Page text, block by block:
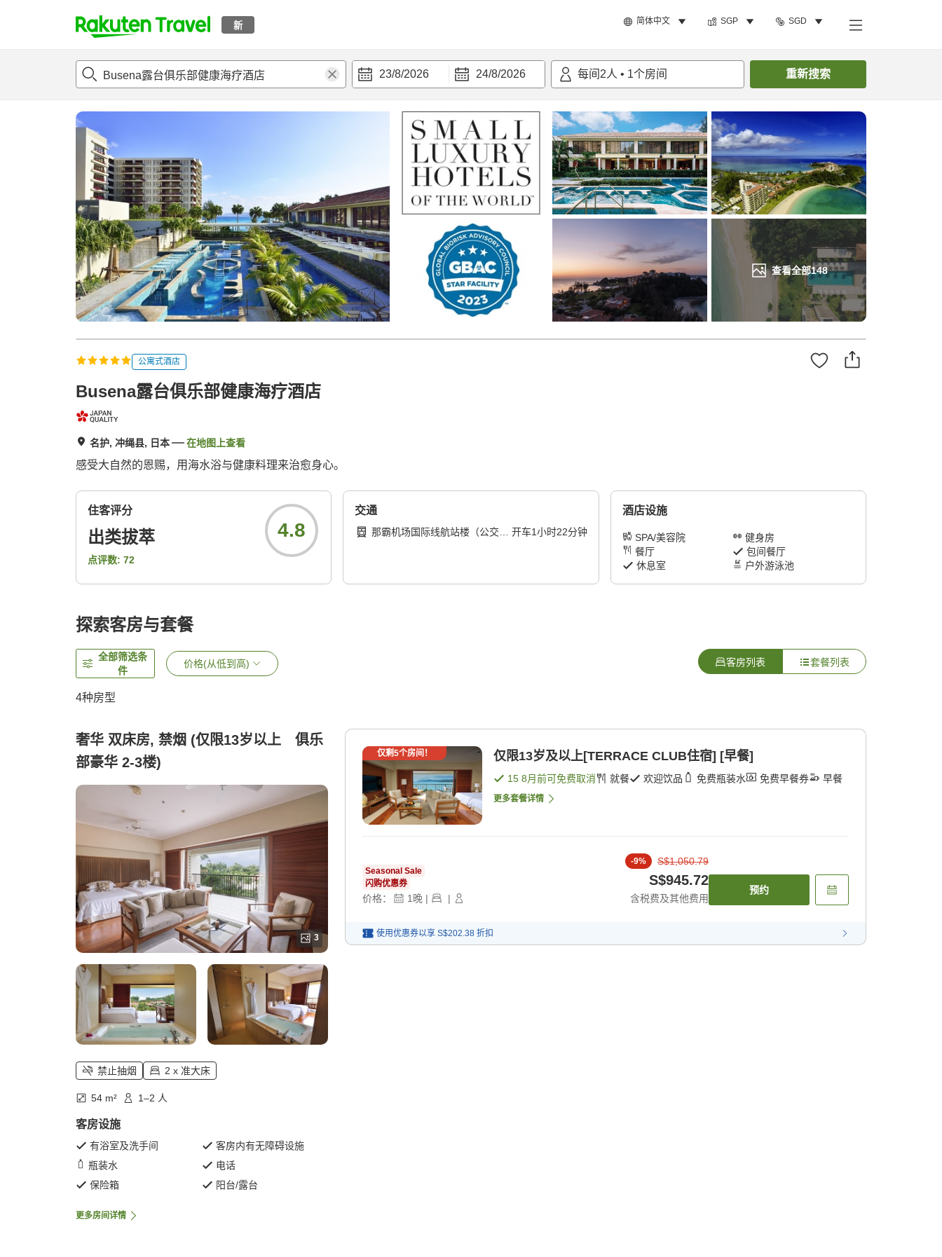
新 简体中文 SGP SGD
t
p
a
g
a
r
c
h
23/8/2026 24/8/2026 每间 2人 • 1个房间 重新搜索
查看全部148
概况 客房及住宿套餐 评论亮点设施 搜索客房
公寓式酒店
Busena露台俱乐部健康海疗酒店
名护, 冲绳县, 日本 在地图上查看
感受大自然的恩赐，用海水浴与健康料理来治愈身心。
住客评分
出类拔萃
点评数: 72
4.8
交通
那霸机场国际线航站楼（公交车 开车1小时22分钟
酒店设施
SPA/美容院
健身房
餐厅
包间餐厅
休息室
户外游泳池
探索客房与套餐
全部筛选条
件
价格(从低到高) 客房列表 套餐列表
4种房型
奢华 双床房, 禁烟 (仅限13岁以上 俱乐
部豪华 2-3楼)
3
禁止抽烟 2 x 准大床
54 m² 1–2 人
客房设施
有浴室及洗手间
客房内有无障碍设施
瓶装水
电话
保险箱
阳台/露台
更多房间详情
仅剩5个房间！ 仅限13岁及以上[TERRACE CLUB住宿] [早餐]
15 8月前可免费取消 就餐 欢迎饮品 免费瓶装水 免费早餐券 早餐
更多套餐详情
Seasonal Sale
闪购优惠券
价格： 1晚 | |
-9% S$1,050.79
S$945.72
含税费及其他费用
预约
使用优惠券以享 S$202.38 折扣